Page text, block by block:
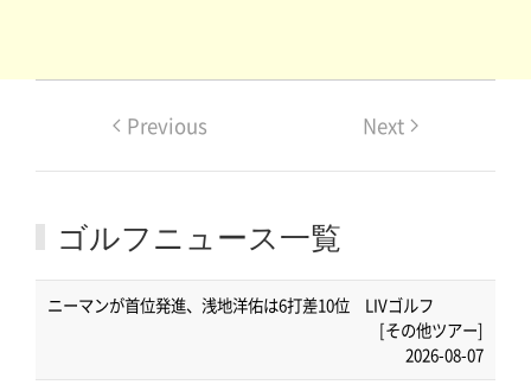
Previous Next
ゴルフニュース一覧
ニーマンが首位発進、浅地洋佑は6打差10位 LIVゴルフ
[その他ツアー]
2026-08-07